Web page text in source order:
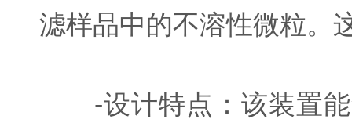
滤样品中的不溶性微粒。
-设计特点：该装置能